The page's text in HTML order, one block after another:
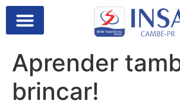
Aprender
brincar!